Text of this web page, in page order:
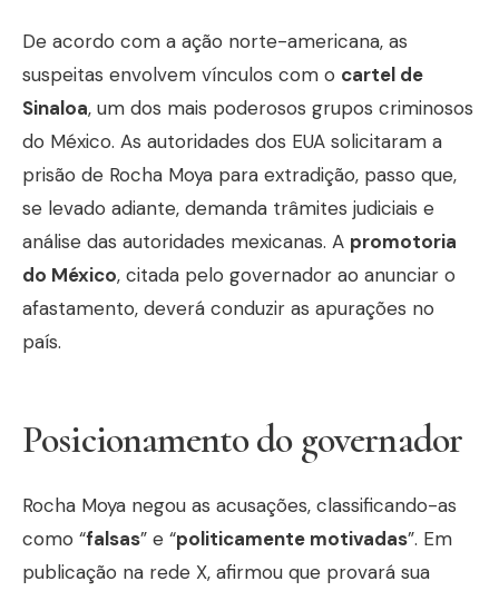
De acordo com a ação norte-americana, as
suspeitas envolvem vínculos com o cartel de
Sinaloa, um dos mais poderosos grupos criminosos
do México. As autoridades dos EUA solicitaram a
prisão de Rocha Moya para extradição, passo que,
se levado adiante, demanda trâmites judiciais e
análise das autoridades mexicanas. A promotoria
do México, citada pelo governador ao anunciar o
afastamento, deverá conduzir as apurações no
país.
Posicionamento do governador
Rocha Moya negou as acusações, classificando-as
como “falsas” e “politicamente motivadas”. Em
publicação na rede X, afirmou que provará sua